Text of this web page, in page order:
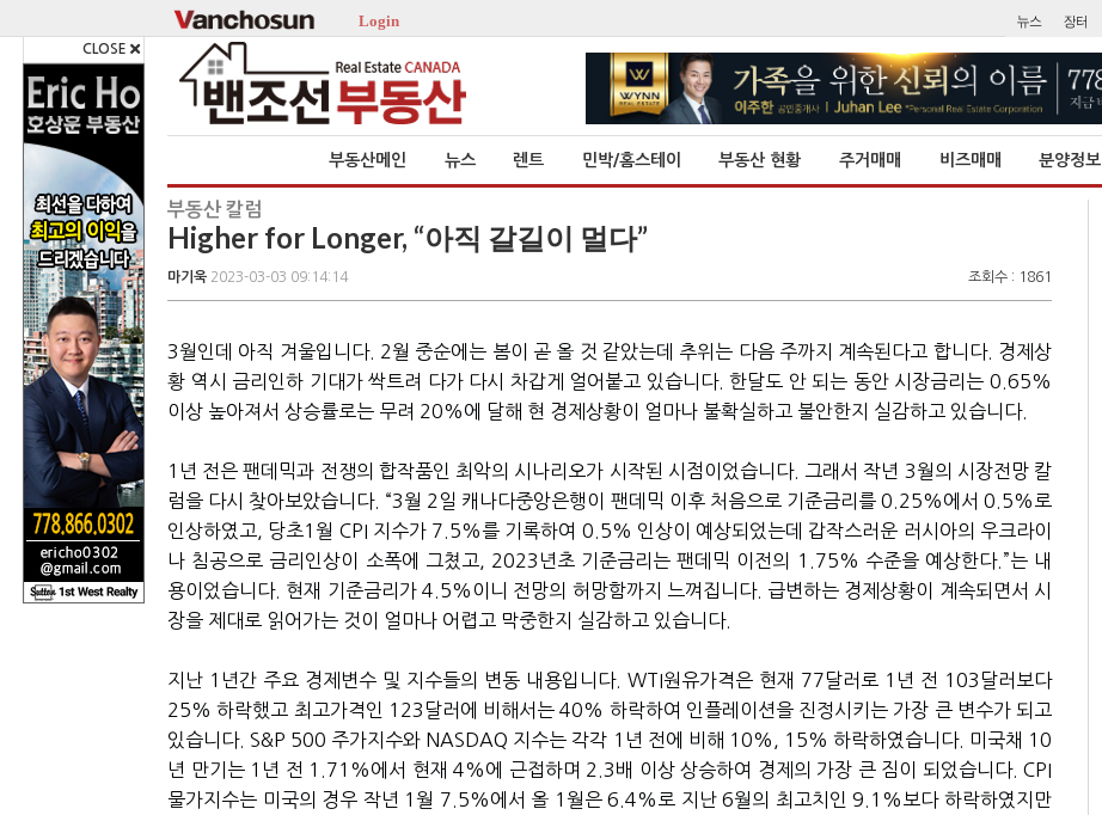
Login
부동산메인 뉴스 렌트 민박/홈스테이 부동산 현황 주거매매 비즈매매 분양정보
CLOSE
부동산 칼럼
Higher for Longer, “아직 갈길이 멀다”
마기욱 2023-03-03 09:14:14 조회수 : 1861
3월인데 아직 겨울입니다. 2월 중순에는 봄이 곧 올 것 같았는데 추위는 다음 주까지 계속된다고 합니다. 경제상
황 역시 금리인하 기대가 싹트려 다가 다시 차갑게 얼어붙고 있습니다. 한달도 안 되는 동안 시장금리는 0.65%
이상 높아져서 상승률로는 무려 20%에 달해 현 경제상황이 얼마나 불확실하고 불안한지 실감하고 있습니다.
1년 전은 팬데믹과 전쟁의 합작품인 최악의 시나리오가 시작된 시점이었습니다. 그래서 작년 3월의 시장전망 칼
럼을 다시 찾아보았습니다. “3월 2일 캐나다중앙은행이 팬데믹 이후 처음으로 기준금리를 0.25%에서 0.5%로
인상하였고, 당초1월 CPI 지수가 7.5%를 기록하여 0.5% 인상이 예상되었는데 갑작스러운 러시아의 우크라이
나 침공으로 금리인상이 소폭에 그쳤고, 2023년초 기준금리는 팬데믹 이전의 1.75% 수준을 예상한다.”는 내
용이었습니다. 현재 기준금리가 4.5%이니 전망의 허망함까지 느껴집니다. 급변하는 경제상황이 계속되면서 시
장을 제대로 읽어가는 것이 얼마나 어렵고 막중한지 실감하고 있습니다.
지난 1년간 주요 경제변수 및 지수들의 변동 내용입니다. WTI원유가격은 현재 77달러로 1년 전 103달러보다
25% 하락했고 최고가격인 123달러에 비해서는 40% 하락하여 인플레이션을 진정시키는 가장 큰 변수가 되고
있습니다. S&P 500 주가지수와 NASDAQ 지수는 각각 1년 전에 비해 10%, 15% 하락하였습니다. 미국채 10
년 만기는 1년 전 1.71%에서 현재 4%에 근접하며 2.3배 이상 상승하여 경제의 가장 큰 짐이 되었습니다. CPI
물가지수는 미국의 경우 작년 1월 7.5%에서 올 1월은 6.4%로 지난 6월의 최고치인 9.1%보다 하락하였지만